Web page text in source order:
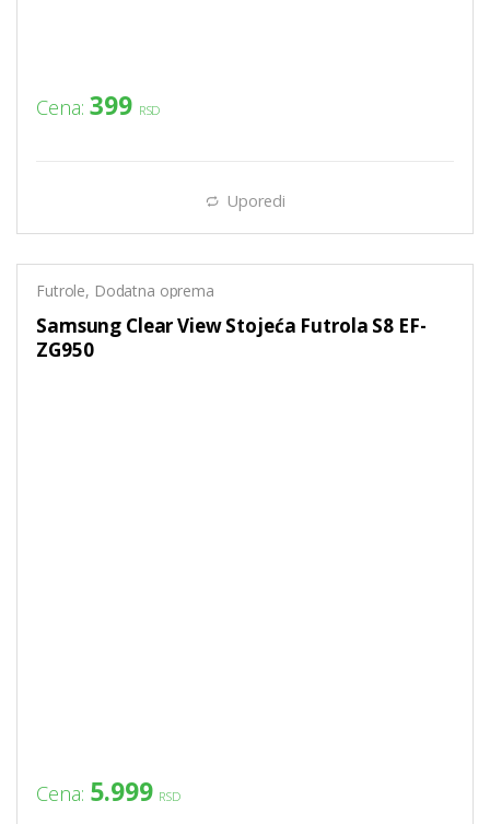
Cena: 399 RSD
Uporedi
Futrole, Dodatna oprema
Samsung Clear View Stojeća Futrola S8 EF-
ZG950
Cena: 5.999 RSD